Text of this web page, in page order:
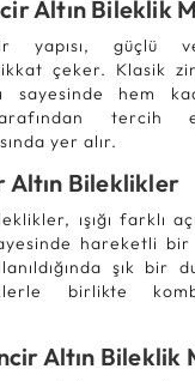
Altın Bileklik
yapısı, güçlü
çeker. Klasik
sayesinde hem
tercih
yer alır.
Altın Bileklikler
ışığı farklı
hareketli
şık bir
birlikte
Altın Bileklik